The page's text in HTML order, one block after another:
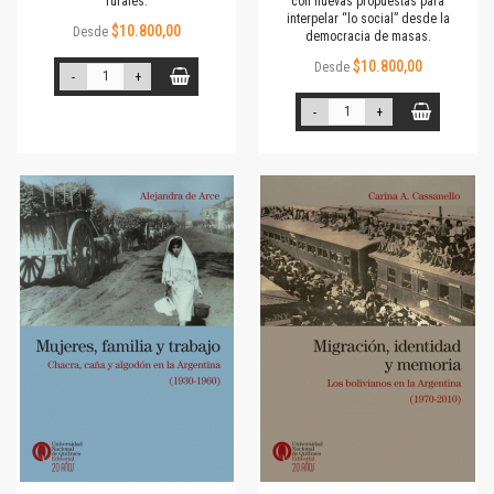
Desde $10.800,00
- +
interpelar “lo social” desde la
democracia de masas.
Desde $10.800,00
- +